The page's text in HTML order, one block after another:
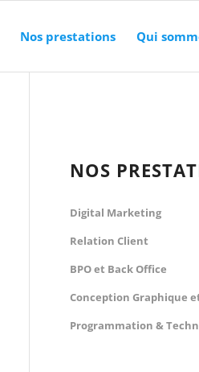
Nos prestations Qui
NOS
Digital Marketing
Relation Client
BPO et Back Office
Conception Graphique
Programmation &